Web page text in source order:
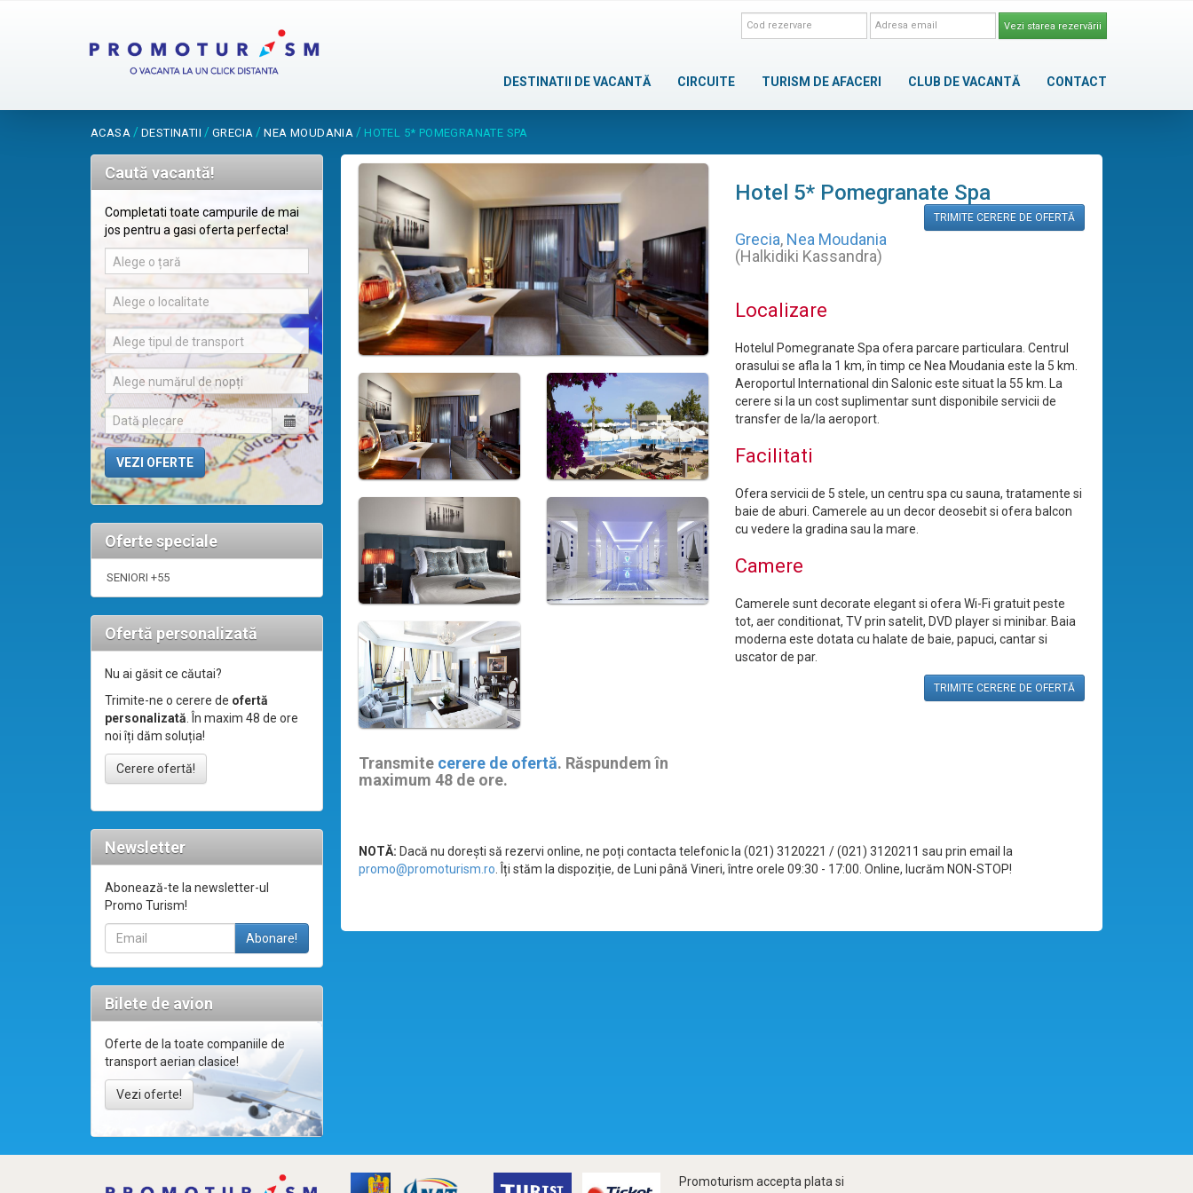
Vezi starea rezervării
DESTINATII DE VACANTĂ CIRCUITE TURISM DE AFACERI CLUB DE VACANTĂ CONTACT
ACASA / DESTINATII / GRECIA /NEA MOUDANIA / HOTEL 5* POMEGRANATE SPA
Caută vacantă!
Completati toate campurile de mai
jos pentru a gasi oferta perfecta!
Alege o țară
Alege o localitate
Alege tipul de transport
Alege numărul de nopți
Oferte speciale
SENIORI +55
Ofertă personalizată
Nu ai găsit ce căutai?
Trimite-ne o cerere de ofertă
personalizată. În maxim 48 de ore
noi îți dăm soluția!
Cerere ofertă!
Newsletter
Abonează-te la newsletter-ul
Promo Turism!
Bilete de avion
Oferte de la toate companiile de
transport aerian clasice!
Vezi oferte!
Transmite cerere de ofertă. Răspundem în
maximum 48 de ore.
Hotel 5* Pomegranate Spa
TRIMITE CERERE DE OFERTĂ
Grecia, Nea Moudania
(Halkidiki Kassandra)
Localizare
Hotelul Pomegranate Spa ofera parcare particulara. Centrul
orasului se afla la 1 km, în timp ce Nea Moudania este la 5 km.
Aeroportul International din Salonic este situat la 55 km. La
cerere si la un cost suplimentar sunt disponibile servicii de
transfer de la/la aeroport.
Facilitati
Ofera servicii de 5 stele, un centru spa cu sauna, tratamente si
baie de aburi. Camerele au un decor deosebit si ofera balcon
cu vedere la gradina sau la mare.
Camere
Camerele sunt decorate elegant si ofera Wi-Fi gratuit peste
tot, aer conditionat, TV prin satelit, DVD player si minibar. Baia
moderna este dotata cu halate de baie, papuci, cantar si
uscator de par.
TRIMITE CERERE DE OFERTĂ
NOTĂ: Dacă nu dorești să rezervi online, ne poți contacta telefonic la (021) 3120221 / (021) 3120211 sau prin email la
promo@promoturism.ro . Îți stăm la dispoziție, de Luni până Vineri, între orele 09:30 - 17:00. Online, lucrăm NON-STOP!
Promoturism accepta plata si